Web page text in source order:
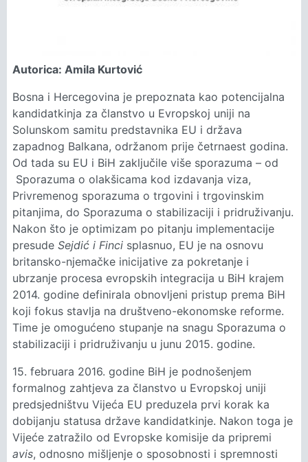
Autorica: Amila Kurtović
Bosna i Hercegovina je prepoznata kao potencijalna
kandidatkinja za članstvo u Evropskoj uniji na
Solunskom samitu predstavnika EU i država
zapadnog Balkana, održanom prije četrnaest godina.
Od tada su EU i BiH zaključile više sporazuma – od
Sporazuma o olakšicama kod izdavanja viza,
Privremenog sporazuma o trgovini i trgovinskim
pitanjima, do Sporazuma o stabilizaciji i pridruživanju.
Nakon što je optimizam po pitanju implementacije
presude Sejdić i Finci splasnuo, EU je na osnovu
britansko-njemačke inicijative za pokretanje i
ubrzanje procesa evropskih integracija u BiH krajem
2014. godine definirala obnovljeni pristup prema BiH
koji fokus stavlja na društveno-ekonomske reforme.
Time je omogućeno stupanje na snagu Sporazuma o
stabilizaciji i pridruživanju u junu 2015. godine.
15. februara 2016. godine BiH je podnošenjem
formalnog zahtjeva za članstvo u Evropskoj uniji
predsjedništvu Vijeća EU preduzela prvi korak ka
dobijanju statusa države kandidatkinje. Nakon toga je
Vijeće zatražilo od Evropske komisije da pripremi
avis, odnosno mišljenje o sposobnosti i spremnosti